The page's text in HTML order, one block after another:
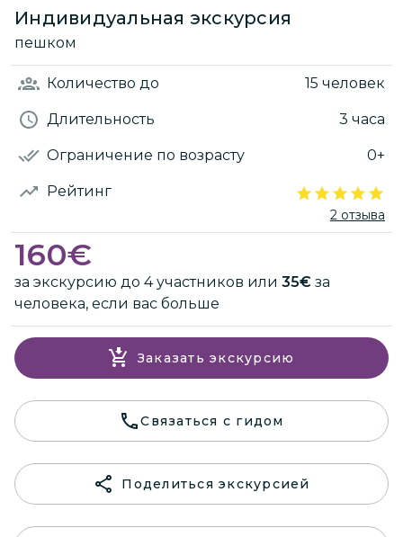
Индивидуальная экскурсия
пешком
Количество до 15 человек
Длительность 3 часа
Ограничение по возрасту 0+
Рейтинг
2 отзыва
160€
за экскурсию до 4 участников или 35€ за
человека, если вас больше
Заказать экскурсию
Связаться с гидом
Поделиться экскурсией